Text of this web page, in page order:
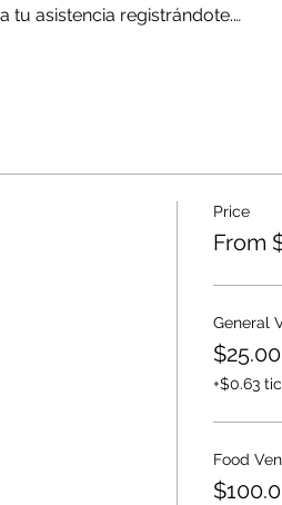
tu asistencia registrándote.…
Price
From
General
$25.00
+$0.63
Food